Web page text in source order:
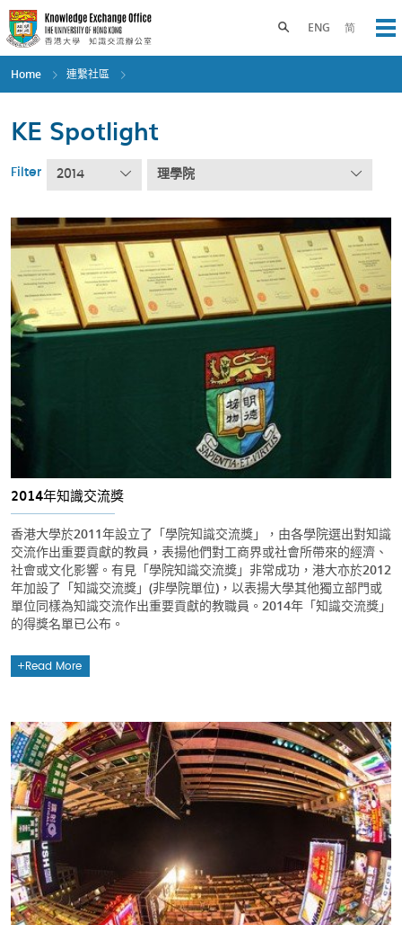
Skip
to
main
content
ENG 简
Toggle search panel
Home 連繫社區
KE Spotlight
Filter 2014 理學院
2014年知識交流獎
香港大學於2011年設立了「學院知識交流獎」，由各學院選出對知識
交流作出重要貢獻的教員，表揚他們對工商界或社會所帶來的經濟、
社會或文化影響。有見「學院知識交流獎」非常成功，港大亦於2012
年加設了「知識交流獎」(非學院單位)，以表揚大學其他獨立部門或
單位同樣為知識交流作出重要貢獻的教職員。2014年「知識交流獎」
的得獎名單已公布。
Read More